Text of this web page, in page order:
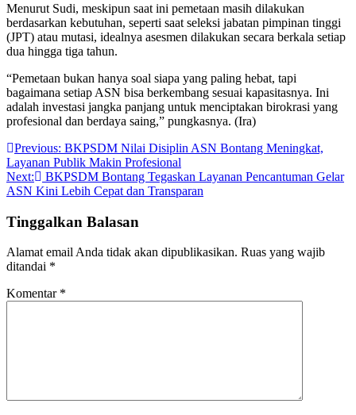
Menurut Sudi, meskipun saat ini pemetaan masih dilakukan
berdasarkan kebutuhan, seperti saat seleksi jabatan pimpinan tinggi
(JPT) atau mutasi, idealnya asesmen dilakukan secara berkala setiap
dua hingga tiga tahun.
“Pemetaan bukan hanya soal siapa yang paling hebat, tapi
bagaimana setiap ASN bisa berkembang sesuai kapasitasnya. Ini
adalah investasi jangka panjang untuk menciptakan birokrasi yang
profesional dan berdaya saing,” pungkasnya. (Ira)
Navigasi
pos
Previous: BKPSDM Nilai Disiplin ASN Bontang Meningkat,
Layanan Publik Makin Profesional
Next:
BKPSDM Bontang Tegaskan Layanan Pencantuman Gelar
ASN Kini Lebih Cepat dan Transparan
Tinggalkan Balasan
Alamat email Anda tidak akan dipublikasikan. Ruas yang wajib
ditandai *
Komentar *